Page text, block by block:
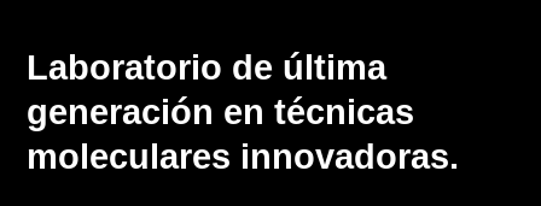
Laboratorio de última
generación en técnicas
moleculares innovadoras.